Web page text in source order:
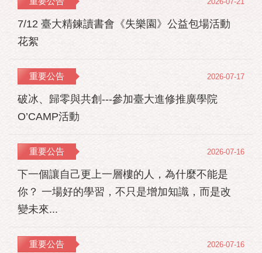
7/12 臺大精鍊讀書會《失樂園》公益包場活動
花絮
重要公告
破冰、歸零與共創---參加臺大進修推廣學院
O’CAMP活動
2026-07-17
重要公告
下一個讓自己更上一層樓的人，為什麼不能是
你？ 一場好的學習，不只是增加知識，而是改
變未來...
2026-07-16
重要公告 2026-07-16